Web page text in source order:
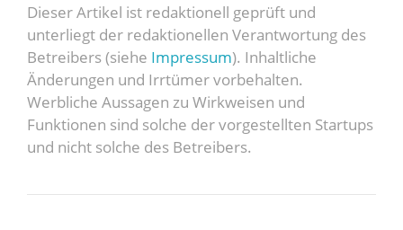
Dieser Artikel ist redaktionell geprüft und
unterliegt der redaktionellen Verantwortung des
Betreibers (siehe Impressum). Inhaltliche
Änderungen und Irrtümer vorbehalten.
Werbliche Aussagen zu Wirkweisen und
Funktionen sind solche der vorgestellten Startups
und nicht solche des Betreibers.